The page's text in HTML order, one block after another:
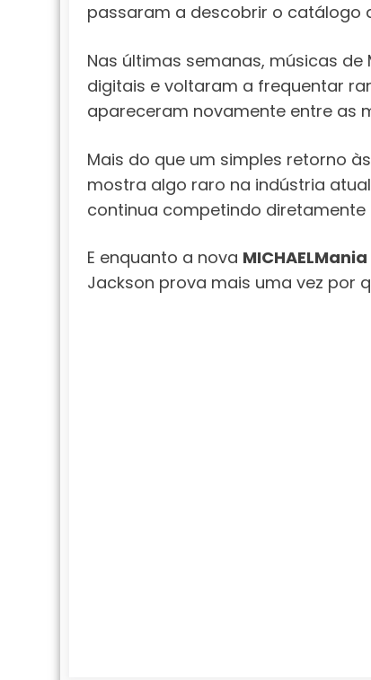
passaram a descobrir o catálogo
Nas últimas semanas, músicas
digitais e voltaram a frequentar
apareceram novamente entre as
Mais do que um simples retorno
mostra algo raro na indústria
continua competindo
E enquanto a nova MICHAELMania
Jackson prova mais uma vez por